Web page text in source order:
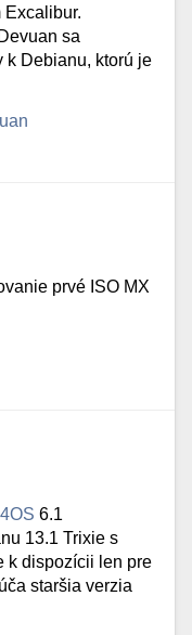
Excalibur.
sa
k Debianu, ktorú je
prvé ISO MX
6.1
13.1 Trixie s
k dispozícii len pre
staršia verzia